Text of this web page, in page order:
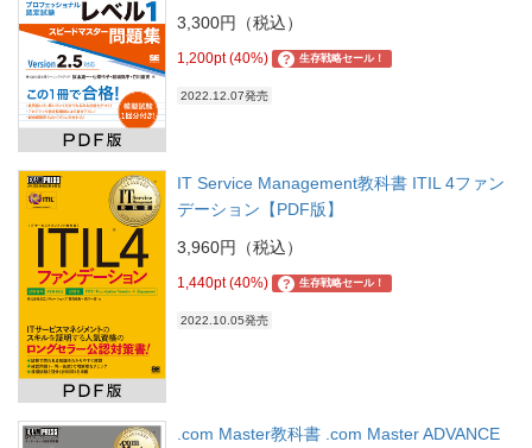
3,300円（税込）
1,200pt (40%) ? 生存戦略セール！
2022.12.07発売
IT Service Management教科書 ITIL 4ファン
デーション【PDF版】
3,960円（税込）
1,440pt (40%) ? 生存戦略セール！
2022.10.05発売
.com Master教科書 .com Master ADVANCE